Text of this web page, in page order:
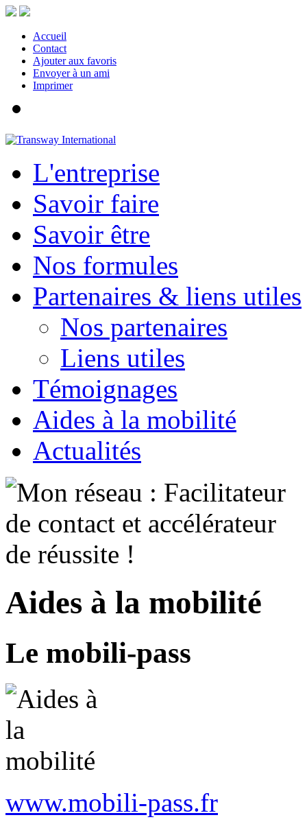
Accueil
Contact
Ajouter aux favoris
Envoyer à un ami
Imprimer
L'entreprise
Savoir faire
Savoir être
Nos formules
Partenaires & liens utiles
Nos partenaires
Liens utiles
Témoignages
Aides à la mobilité
Actualités
Aides à la mobilité
Le mobili-pass
www.mobili-pass.fr